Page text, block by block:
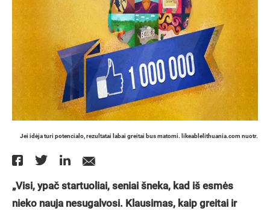
Jei idėja turi potencialo, rezultatai labai greitai bus matomi. likeablelithuania.com nuotr.
„Visi, ypač startuoliai, seniai šneka, kad iš esmės
nieko nauja nesugalvosi. Klausimas, kaip greitai ir